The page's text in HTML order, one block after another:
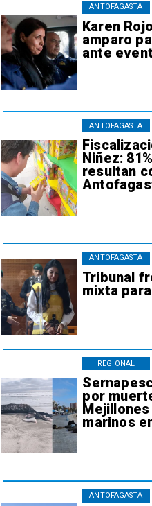
Karen
amparo
ante
ANTOFAGASTA
Niñez:
resultan
ANTOFAGASTA
Tribunal
mixta
ANTOFAGASTA
por
marinos
REGIONAL
ANTOFAGASTA